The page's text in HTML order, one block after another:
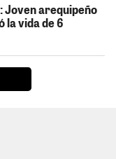
Joven arequipeño
la vida de 6